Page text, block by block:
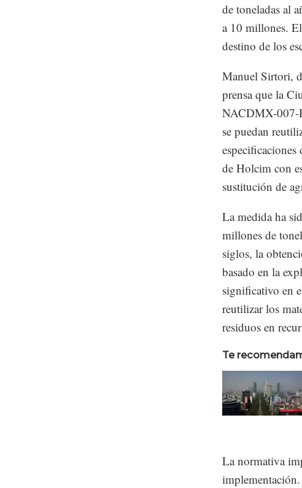
de toneladas al
a 10 millones.
destino de los
Manuel Sirtori,
prensa que la
NACDMX-007-
se puedan
de Holcim con
sustitución de
La medida ha
millones de
siglos, la
basado en la
significativo en
reutilizar los
residuos en
Te
La normativa
implementación.